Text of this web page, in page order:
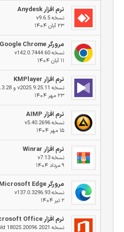
نرم افزار Anydesk
نسخه v9.6.5
۲۳ آبان ۱۴۰۴
مرورگر Google Chrome
نسخه v142.0.7444.60
۱۱ آبان ۱۴۰۴
نرم افزار KMPlayer
نسخه v2025.9.25.11 و v4.2.3.28
۲۳ مهر ۱۴۰۴
نرم افزار AIMP
نسخه v5.40.2696
۱۵ مهر ۱۴۰۴
نرم افزار Winrar
نسخه v7.13
۹ مرداد ۱۴۰۴
مرورگر Microsoft Edge
نسخه v137.0.3296.93
۲ تیر ۱۴۰۴
نرم افزار Microsoft Office
نسخه 2021 VL v2409 Build 18025.20096